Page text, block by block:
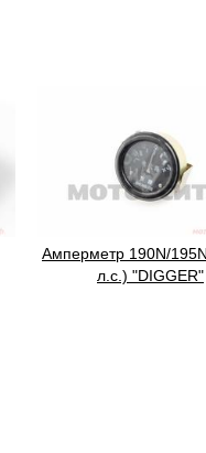
Амперметр 190N/
л.с.) "DIGGER"